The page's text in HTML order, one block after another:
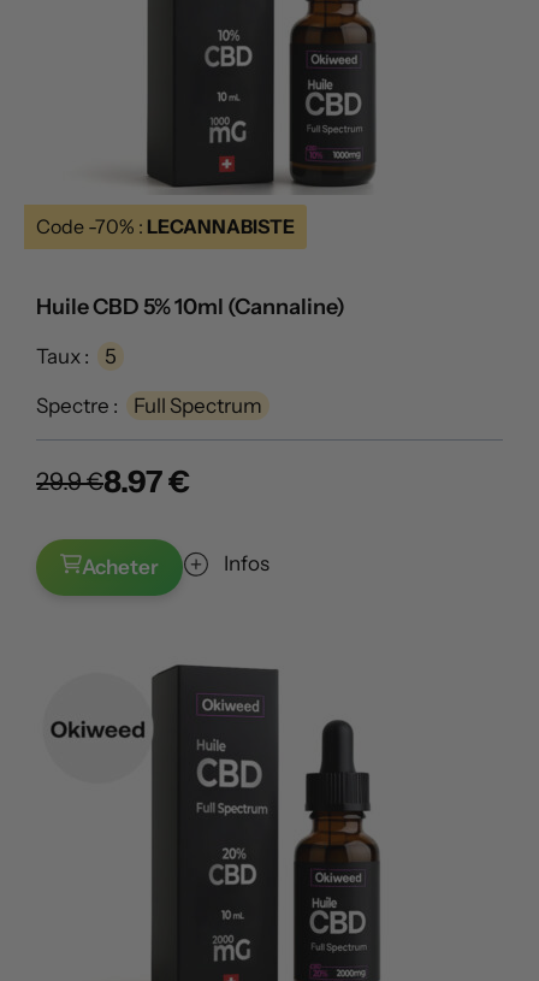
Code -70% : LECANNABISTE
Huile CBD 5% 10ml (Cannaline)
Taux : 5
Spectre : Full Spectrum
29.9 €8.97 €
Acheter Infos